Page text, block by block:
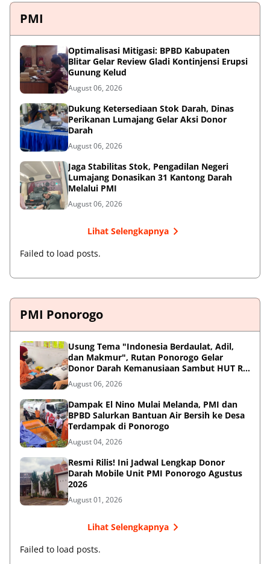
PMI
Optimalisasi Mitigasi: BPBD Kabupaten
Blitar Gelar Review Gladi Kontinjensi Erupsi
Gunung Kelud
August 06, 2026
Dukung Ketersediaan Stok Darah, Dinas
Perikanan Lumajang Gelar Aksi Donor
Darah
August 06, 2026
Jaga Stabilitas Stok, Pengadilan Negeri
Lumajang Donasikan 31 Kantong Darah
Melalui PMI
August 06, 2026
Lihat Selengkapnya
Failed to load posts.
PMI Ponorogo
Usung Tema "Indonesia Berdaulat, Adil,
dan Makmur", Rutan Ponorogo Gelar
Donor Darah Kemanusiaan Sambut HUT RI
ke-81
August 06, 2026
Dampak El Nino Mulai Melanda, PMI dan
BPBD Salurkan Bantuan Air Bersih ke Desa
Terdampak di Ponorogo
August 04, 2026
Resmi Rilis! Ini Jadwal Lengkap Donor
Darah Mobile Unit PMI Ponorogo Agustus
2026
August 01, 2026
Lihat Selengkapnya
Failed to load posts.